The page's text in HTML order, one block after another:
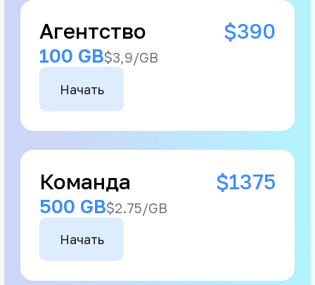
Агентство $390
100 GB$3,9/GB
Начать
Команда $1375
500 GB$2.75/GB
Начать